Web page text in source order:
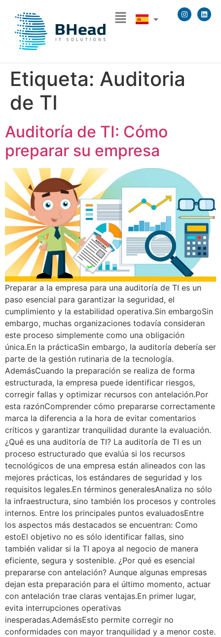
Etiqueta: Auditoria
de TI
Auditoría de TI: Cómo
preparar su empresa
Preparar a la empresa para una auditoría de TI es un
paso esencial para garantizar la seguridad, el
cumplimiento y la estabilidad operativa.Sin embargoSin
embargo, muchas organizaciones todavía consideran
este proceso simplemente como una obligación
única.En la prácticaSin embargo, la auditoría debería ser
parte de la gestión rutinaria de la tecnología.
AdemásCuando la preparación se realiza de forma
estructurada, la empresa puede identificar riesgos,
corregir fallas y optimizar recursos con antelación.Por
esta razónComprender cómo prepararse correctamente
marca la diferencia a la hora de evitar comentarios
críticos y garantizar tranquilidad durante la evaluación.
¿Qué es una auditoría de TI? La auditoría de TI es un
proceso estructurado que evalúa si los recursos
tecnológicos de una empresa están alineados con las
mejores prácticas, los estándares de seguridad y los
requisitos legales.En términos generalesAnaliza no sólo
la infraestructura, sino también los procesos y controles
internos. Entre los principales puntos evaluadosEntre
los aspectos más destacados se encuentran: Como
estoEl objetivo no es sólo identificar fallas, sino
también validar si la TI apoya al negocio de manera
eficiente, segura y sostenible. ¿Por qué es esencial
prepararse con antelación? Aunque algunas empresas
dejan esta preparación para el último momento, actuar
con antelación trae claras ventajas.En primer lugar,
evita interrupciones operativas
inesperadas.AdemásEsto permite corregir no
conformidades con mayor tranquilidad y a menor coste.